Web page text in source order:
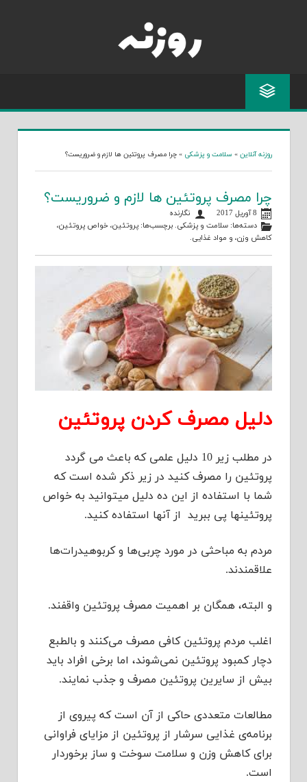
روزنه آنلاین » سلامت و پزشکی » چرا مصرف پروتئین ها لازم و ضروریست؟
چرا مصرف پروتئین ها لازم و ضروریست؟
8 آوریل 2017
نگارنده
دسته‌ها:سلامت و پزشکی. برچسب‌ها:پروتئین،خواص پروتئین،
کاهش وزن، و مواد غذایی.
دلیل مصرف کردن پروتئین
در مطلب زیر 10 دلیل علمی که باعث می گردد
پروتئین را مصرف کنید در زیر ذکر شده است که
شما با استفاده از این ده دلیل میتوانید به خواص
پروتئینها پی ببرید از آنها استفاده کنید.
مردم به مباحثی در مورد چربی‌ها و کربوهیدرات‌ها
علاقمندند.
و البته، همگان بر اهمیت مصرف پروتئین واقفند.
اغلب مردم پروتئین کافی مصرف می‌کنند و بالطبع
دچار کمبود پروتئین نمی‌شوند، اما برخی افراد باید
بیش از سایرین پروتئین مصرف و جذب نمایند.
مطالعات متعددی حاکی از آن است که پیروی از
برنامه‌ی غذایی سرشار از پروتئین از مزایای فراوانی
برای کاهش وزن و سلامت سوخت و ساز برخوردار
است.